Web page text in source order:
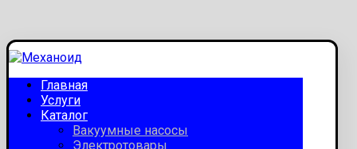
Главная
Услуги
Каталог
Вакуумные насосы
Электротовары